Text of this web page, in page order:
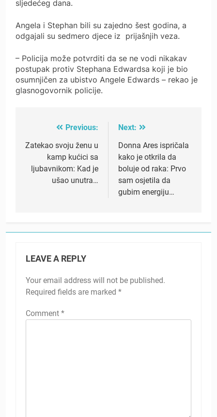
sljedećeg dana.
Angela i Stephan bili su zajedno šest godina, a
odgajali su sedmero djece iz prijašnjih veza.
– Policija može potvrditi da se ne vodi nikakav
postupak protiv Stephana Edwardsa koji je bio
osumnjičen za ubistvo Angele Edwards – rekao je
glasnogovornik policije.
navigation
Previous:
Zatekao svoju ženu u
kamp kućici sa
ljubavnikom: Kad je
ušao unutra…
Next:
Donna Ares ispričala
kako je otkrila da
boluje od raka: Prvo
sam osjetila da
gubim energiju…
LEAVE A REPLY
Your email address will not be published.
Required fields are marked *
Comment *